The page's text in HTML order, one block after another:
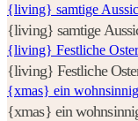
{living} samtige
{living} samtige
{living} Festliche
{living} Festliche
{xmas} ein
{xmas} ein